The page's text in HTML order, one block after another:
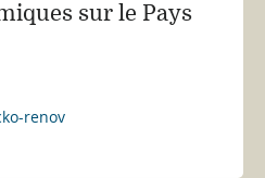
sur le Pays
renov